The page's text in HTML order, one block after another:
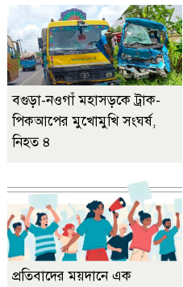
বগুড়া-নওগাঁ মহাসড়কে ট্রাক-
পিকআপের মুখোমুখি সংঘর্ষ,
নিহত ৪
প্রতিবাদের ময়দানে এক